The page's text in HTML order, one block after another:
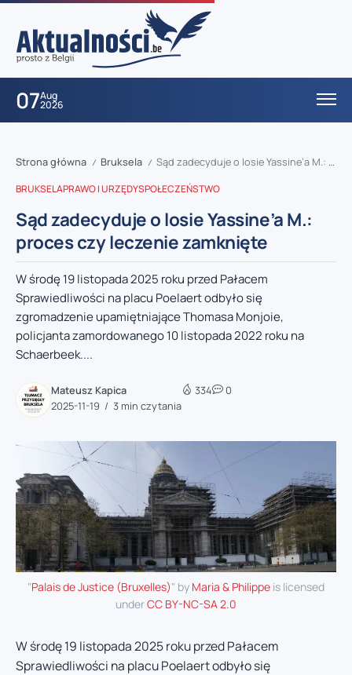
07Aug
2026
Strona główna / Bruksela / Sąd zadecyduje o losie Yassine’a M.: proces czy leczenie zamknięte
BRUKSELAPRAWO I URZĘDYSPOŁECZEŃSTWO
Sąd zadecyduje o losie Yassine’a M.:
proces czy leczenie zamknięte
W środę 19 listopada 2025 roku przed Pałacem
Sprawiedliwości na placu Poelaert odbyło się
zgromadzenie upamiętniające Thomasa Monjoie,
policjanta zamordowanego 10 listopada 2022 roku na
Schaerbeek....
Mateusz Kapica
2025-11-19
3 min czytania
334 0
"Palais de Justice (Bruxelles)" by Maria & Philippe is licensed
underCC BY-NC-SA 2.0
W środę 19 listopada 2025 roku przed Pałacem
Sprawiedliwości na placu Poelaert odbyło się